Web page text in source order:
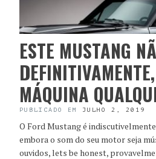
ESTE MUSTANG
MÁQUINA
PUBLICADO EM JULHO 2, 2019
O Ford Mustang é
embora o som do seu motor seja
ouvidos, lets be honest,